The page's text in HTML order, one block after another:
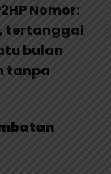
Nomor:
tertanggal
bulan
tanpa